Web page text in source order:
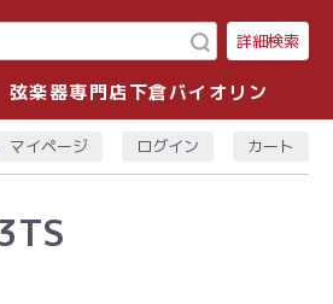
詳細検索
弦楽器専門店下倉バイオリン
マイページ ログイン カート